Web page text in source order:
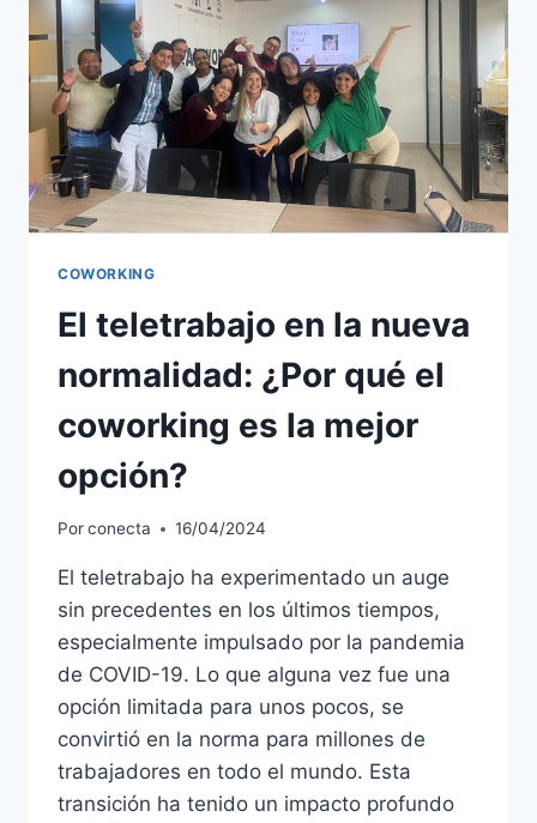
COWORKING
El teletrabajo en la nueva
normalidad: ¿Por qué el
coworking es la mejor
opción?
Porconecta 16/04/2024
El teletrabajo ha experimentado un auge
sin precedentes en los últimos tiempos,
especialmente impulsado por la pandemia
de COVID-19. Lo que alguna vez fue una
opción limitada para unos pocos, se
convirtió en la norma para millones de
trabajadores en todo el mundo. Esta
transición ha tenido un impacto profundo